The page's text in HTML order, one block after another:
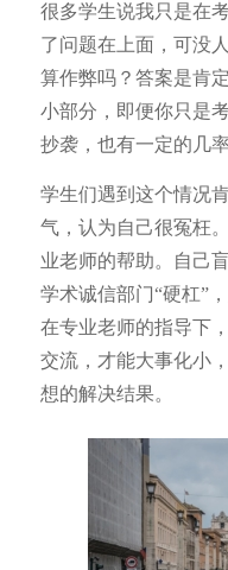
很多学生说我只是在
了问题在上面，可没
算作弊吗？答案是肯
小部分，即便你只是
抄袭，也有一定的几
学生们遇到这个情况
气，认为自己很冤枉
业老师的帮助。自己
学术诚信部门“硬杠”
在专业老师的指导下
交流，才能大事化小
想的解决结果。